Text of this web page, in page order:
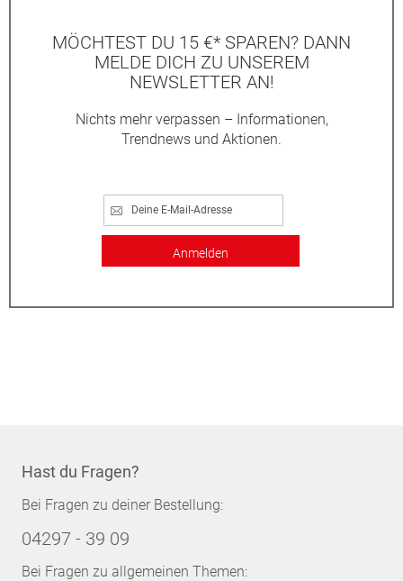
MÖCHTEST DU 15 €* SPAREN? DANN
MELDE DICH ZU UNSEREM
NEWSLETTER AN!
Nichts mehr verpassen – Informationen,
Trendnews und Aktionen.
Anmelden
Hast du Fragen?
Bei Fragen zu deiner Bestellung:
04297 - 39 09
Bei Fragen zu allgemeinen Themen: